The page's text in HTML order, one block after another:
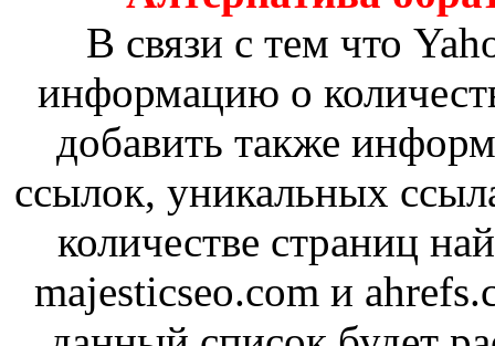
В связи с тем что
информацию о
добавить также
ссылок, уникальных
количестве страниц
majesticseo.com и